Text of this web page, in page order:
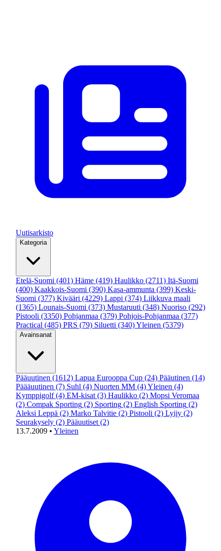
Uutisarkisto
Kategoria
Etelä-Suomi (401) Häme (419) Haulikko (2711) Itä-Suomi
(400) Kaakkois-Suomi (390) Kasa-ammunta (399) Keski-
Suomi (377) Kivääri (4229) Lappi (374) Liikkuva maali
(1365) Lounais-Suomi (373) Mustaruuti (348) Nuoriso (292)
Pistooli (3350) Pohjanmaa (379) Pohjois-Pohjanmaa (377)
Practical (485) PRS (79) Siluetti (340)Yleinen (5379)
Avainsanat
Pääuutinen (1612) Lapua Eurooppa Cup (24) Pääutinen (14)
Päääuutinen (7) Suhl (4) Nuorten MM (4)Yleinen (4)
Kymppigolf (4) EM-kisat (3) Haulikko (2) Mopsi Veromaa
(2) Compak Sporting (2) Sporting (2) English Sporting (2)
Aleksi Leppä (2) Marko Talvitie (2) Pistooli (2) Lyijy (2)
Seurakysely (2) Pääuutiset (2)
13.7.2009 • Yleinen